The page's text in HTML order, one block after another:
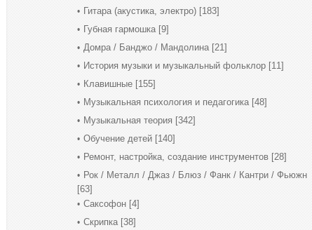
Гитара (акустика, электро) [183]
Губная гармошка [9]
Домра / Банджо / Мандолина [21]
История музыки и музыкальный фольклор [11]
Клавишные [155]
Музыкальная психология и педагогика [48]
Музыкальная теория [342]
Обучение детей [140]
Ремонт, настройка, создание инструментов [28]
Рок / Металл / Джаз / Блюз / Фанк / Кантри / Фьюжн
[63]
Саксофон [4]
Скрипка [38]